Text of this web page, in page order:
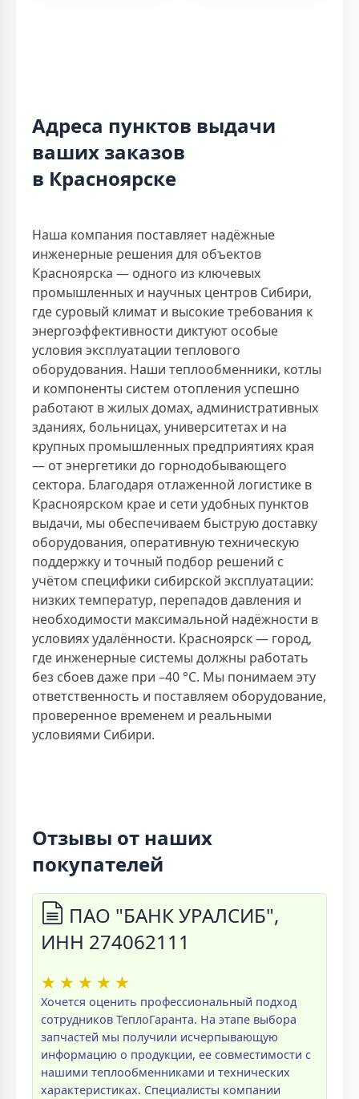
Адреса пунктов выдачи
ваших заказов
в Красноярске
Наша компания поставляет надёжные
инженерные решения для объектов
Красноярска — одного из ключевых
промышленных и научных центров Сибири,
где суровый климат и высокие требования к
энергоэффективности диктуют особые
условия эксплуатации теплового
оборудования. Наши теплообменники, котлы
и компоненты систем отопления успешно
работают в жилых домах, административных
зданиях, больницах, университетах и на
крупных промышленных предприятиях края
— от энергетики до горнодобывающего
сектора. Благодаря отлаженной логистике в
Красноярском крае и сети удобных пунктов
выдачи, мы обеспечиваем быструю доставку
оборудования, оперативную техническую
поддержку и точный подбор решений с
учётом специфики сибирской эксплуатации:
низких температур, перепадов давления и
необходимости максимальной надёжности в
условиях удалённости. Красноярск — город,
где инженерные системы должны работать
без сбоев даже при –40 °C. Мы понимаем эту
ответственность и поставляем оборудование,
проверенное временем и реальными
условиями Сибири.
Отзывы от наших
покупателей
ПАО "БАНК УРАЛСИБ",
ИНН 274062111
★ ★ ★ ★ ★
Хочется оценить профессиональный подход
сотрудников ТеплоГаранта. На этапе выбора
запчастей мы получили исчерпывающую
информацию о продукции, ее совместимости с
нашими теплообменниками и технических
характеристиках. Специалисты компании